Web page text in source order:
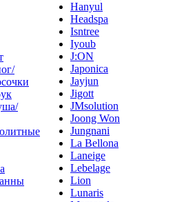
Hanyul
Headspa
Isntree
Iyoub
J:ON
Japonica
Jayjun
Jigott
JMsolution
Joong Won
Jungnani
La Bellona
Laneige
Lebelage
Lion
Lunaris